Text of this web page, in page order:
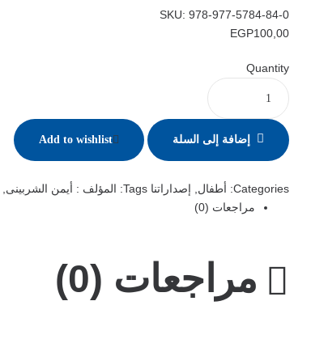
SKU: 978-977-5784-84-0
EGP100,00
Quantity
إضافة إلى السلة Add to wishlist
Categories: أطفال إصداراتنا Tags: المؤلف : أيمن الشربينى
مراجعات (0)
مراجعات (0)